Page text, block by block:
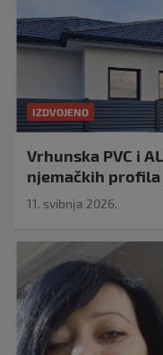
IZDVOJENO
Vrhunska PVC i
njemačkih profila
11. svibnja 2026.